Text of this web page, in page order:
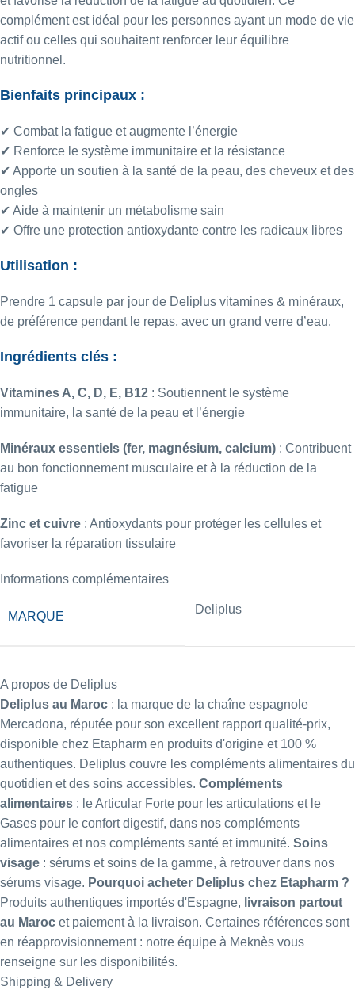
complément est idéal pour les personnes ayant un mode de vie
actif ou celles qui souhaitent renforcer leur équilibre
nutritionnel.
Bienfaits principaux :
✔ Combat la fatigue et augmente l’énergie
✔ Renforce le système immunitaire et la résistance
✔ Apporte un soutien à la santé de la peau, des cheveux et des
ongles
✔ Aide à maintenir un métabolisme sain
✔ Offre une protection antioxydante contre les radicaux libres
Utilisation :
Prendre 1 capsule par jour de Deliplus vitamines & minéraux,
de préférence pendant le repas, avec un grand verre d’eau.
Ingrédients clés :
Vitamines A, C, D, E, B12 : Soutiennent le système
immunitaire, la santé de la peau et l’énergie
Minéraux essentiels (fer, magnésium, calcium) : Contribuent
au bon fonctionnement musculaire et à la réduction de la
fatigue
Zinc et cuivre : Antioxydants pour protéger les cellules et
favoriser la réparation tissulaire
Informations complémentaires
MARQUE
Deliplus
A propos de Deliplus
Deliplus au Maroc : la marque de la chaîne espagnole
Mercadona, réputée pour son excellent rapport qualité-prix,
disponible chez Etapharm en produits d'origine et 100 %
authentiques. Deliplus couvre les compléments alimentaires du
quotidien et des soins accessibles. Compléments
alimentaires : leArticular Forte pour les articulations et le
Gases pour le confort digestif, dans nos compléments
alimentaires et nos compléments santé et immunité. Soins
visage : sérums et soins de la gamme, à retrouver dans nos
sérums visage. Pourquoi acheter Deliplus chez Etapharm ?
Produits authentiques importés d'Espagne, livraison partout
au Maroc et paiement à la livraison. Certaines références sont
en réapprovisionnement : notre équipe à Meknès vous
renseigne sur les disponibilités.
Shipping & Delivery